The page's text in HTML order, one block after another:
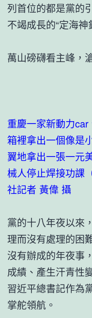
列首位的都是黨
不竭成長的“定海神
萬山磅礴看主峰，
重慶一家新動力
箱裡拿出一個像是
翼地拿出一張一元
械人停止焊接功課
社記者 黃偉 攝
黨的十八年夜以來
理而沒有處理的困
沒有辦成的年夜事
成績、產生汗青性
習近平總書記作為
掌舵領航。